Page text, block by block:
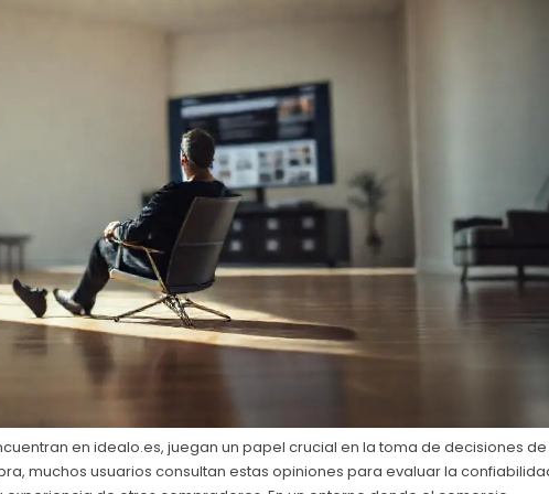
en idealo.es, juegan un papel crucial en la toma de decisiones de
muchos usuarios consultan estas opiniones para evaluar la